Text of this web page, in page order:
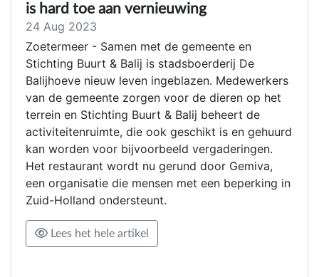
is hard toe aan vernieuwing
24 Aug 2023
Zoetermeer - Samen met de gemeente en
Stichting Buurt & Balij is stadsboerderij De
Balijhoeve nieuw leven ingeblazen. Medewerkers
van de gemeente zorgen voor de dieren op het
terrein en Stichting Buurt & Balij beheert de
activiteitenruimte, die ook geschikt is en gehuurd
kan worden voor bijvoorbeeld vergaderingen.
Het restaurant wordt nu gerund door Gemiva,
een organisatie die mensen met een beperking in
Zuid-Holland ondersteunt.
Lees het hele artikel